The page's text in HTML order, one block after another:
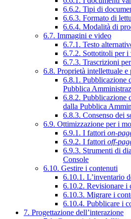
6.6.2. Tipi di
6.6.3. Formato di
6.6.4. Modalità di
6.7. Immagini e video
6.7.1. Testo
6.7.2. Sottotitoli per i
6.7.3. Trascrizioni
6.8. Proprietà intellettuale e
6.8.1. Pubblicazione
Pubblica
6.8.2. Pubblicazione
dalla Pubblica
6.8.3. Consenso dei
6.9. Ottimizzazione per i
6.9.1. I fattori on-
6.9.2. I fattori off-
6.9.3. Strumenti di
Console
6.10. Gestire i contenuti
6.10.1. L’inventario
6.10.2. Revisionare i
6.10.3. Migrare i
6.10.4. Pubblicare i
7. Progettazione dell’interazione